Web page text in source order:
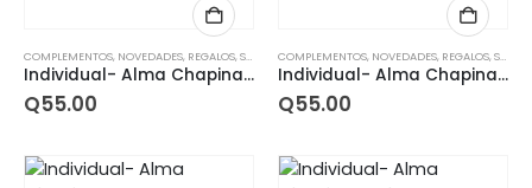
COMPLEMENTOS, NOVEDADES, REGALOS,SETS
Individual- Alma Chapina amarillo
Q55.00
COMPLEMENTOS, NOVEDADES, REGALOS,SETS
Individual- Alma Chapina verde
Q55.00